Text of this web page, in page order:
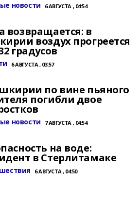
новости 6 АВГУСТА , 04:54
возвращается: в
воздух прогреется
градусов
6 АВГУСТА , 03:57
по вине пьяного
погибли двое
новости 7 АВГУСТА , 04:54
на воде:
в Стерлитамаке
6 АВГУСТА , 04:50